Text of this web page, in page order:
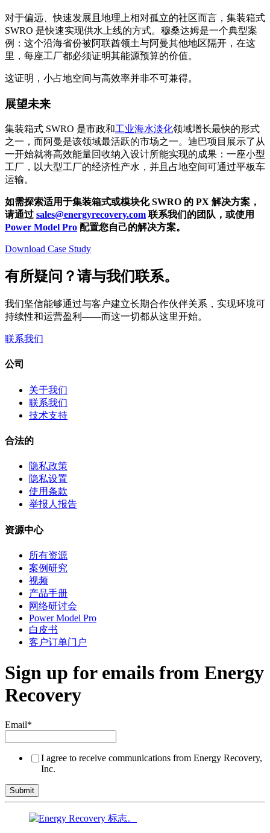
对于偏远、快速发展且地理上相对孤立的社区而言，集装箱式
SWRO 是快速实现供水上线的方式。穆桑达姆是一个典型案
例：这个沿海省份被阿联酋领土与阿曼其他地区隔开，在这
里，每座工厂都必须证明其能源预算的价值。
这证明，小占地空间与高效率并非不可兼得。
展望未来
集装箱式 SWRO 是市政和工业海水淡化领域增长最快的形式
之一，而阿曼是该领域最活跃的市场之一。迪巴项目展示了从
一开始就将高效能量回收纳入设计所能实现的成果：一座小型
工厂，以大型工厂的经济性产水，并且占地空间可通过平板车
运输。
如需探索适用于集装箱式或模块化 SWRO 的 PX 解决方案，
请通过 sales@energyrecovery.com 联系我们的团队，或使用
Power Model Pro 配置您自己的解决方案。
Download Case Study
有所疑问？请与我们联系。
我们坚信能够通过与客户建立长期合作伙伴关系，实现环境可
持续性和运营盈利——而这一切都从这里开始。
联系我们
公司
关于我们
联系我们
技术支持
合法的
隐私政策
隐私设置
使用条款
举报人报告
资源中心
所有资源
案例研究
视频
产品手册
网络研讨会
Power Model Pro
白皮书
客户订单门户
Sign up for emails from Energy
Recovery
Email*
I agree to receive communications from Energy Recovery,
Inc.